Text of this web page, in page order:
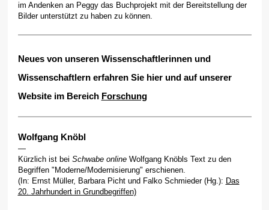
im Andenken an Peggy das Buchprojekt mit der Bereitstellung der
Bilder unterstützt zu haben zu können.
Neues von unseren Wissenschaftlerinnen und
Wissenschaftlern erfahren Sie hier und auf unserer
Website im Bereich Forschung
Wolfgang Knöbl
—
Kürzlich ist bei Schwabe onlineWolfgang Knöbls Text zu den
Begriffen "Moderne/Modernisierung" erschienen.
(In: Ernst Müller, Barbara Picht und Falko Schmieder (Hg.): Das
20. Jahrhundert in Grundbegriffen)